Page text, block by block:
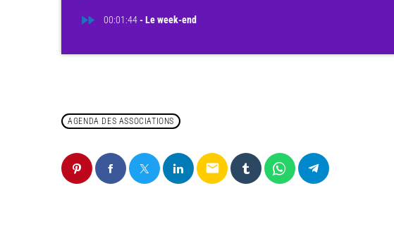
fast_forward 00:01:44- Le week-end
AGENDA DES ASSOCIATIONS
email